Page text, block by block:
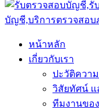
หน้าหลัก
เกี่ยวกับเรา
ปะวัติควา
วิสัยทัศน์
ทีมงานขอ